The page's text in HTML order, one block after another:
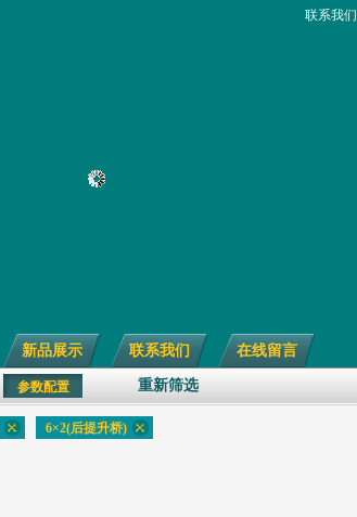
联系我们
新品展示 联系我们 在线留言
参数配置 重新筛选
6×2(后提升桥)